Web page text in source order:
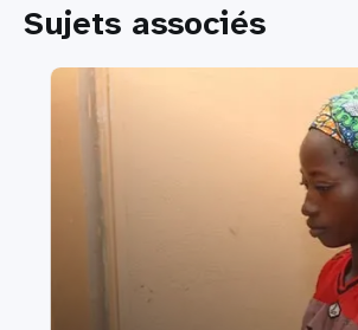
Sujets associés